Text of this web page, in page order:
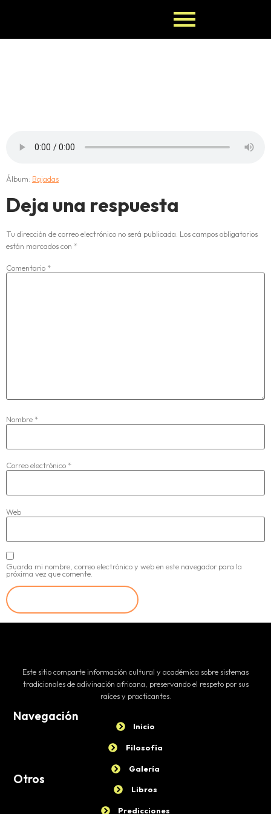
Álbum: Bajadas
Deja una respuesta
Tu dirección de correo electrónico no será publicada. Los campos obligatorios
están marcados con *
Comentario *
Nombre *
Correo electrónico *
Web
Guarda mi nombre, correo electrónico y web en este navegador para la
próxima vez que comente.
Este sitio comparte información cultural y académica sobre sistemas
tradicionales de adivinación africana, preservando el respeto por sus
raíces y practicantes.
Navegación
Inicio
Filosofía
Galería
Otros
Libros
Predicciones